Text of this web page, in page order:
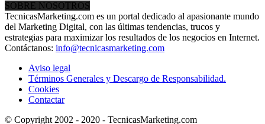
SOBRE NOSOTROS
TecnicasMarketing.com es un portal dedicado al apasionante mundo
del Marketing Digital, con las últimas tendencias, trucos y
estrategias para maximizar los resultados de los negocios en Internet.
Contáctanos: info@tecnicasmarketing.com
Aviso legal
Términos Generales y Descargo de Responsabilidad.
Cookies
Contactar
© Copyright 2002 - 2020 - TecnicasMarketing.com